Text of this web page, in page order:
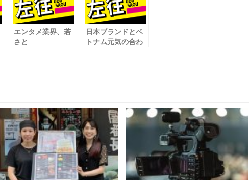
エンタメ業界、若
さと
日本ブランドとベ
トナム元気の合わ